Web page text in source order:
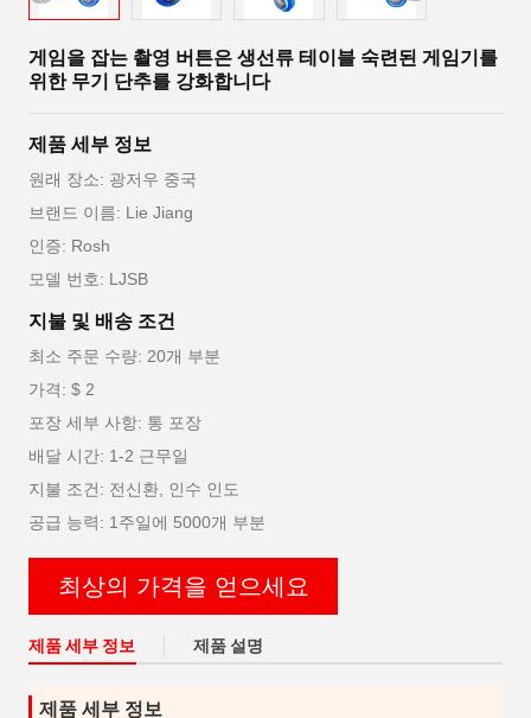
게임을 잡는 촬영 버튼은 생선류 테이블 숙련된 게임기를
위한 무기 단추를 강화합니다
제품 세부 정보
원래 장소: 광저우 중국
브랜드 이름: Lie Jiang
인증: Rosh
모델 번호: LJSB
지불 및 배송 조건
최소 주문 수량: 20개 부분
가격: $ 2
포장 세부 사항: 통 포장
배달 시간: 1-2 근무일
지불 조건: 전신환, 인수 인도
공급 능력: 1주일에 5000개 부분
최상의 가격을 얻으세요
제품 세부 정보 제품 설명
제품 세부 정보